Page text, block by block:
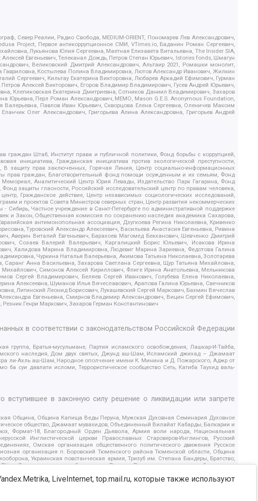
Север.Реалии, Радио Свобода, MEDIUM-ORIENT, Пономарев Лев Александрович,
Project, Первое антикоррупционное СМИ, VTimes.io, Баданин Роман Сергеевич,
Лукьянова Юлия Сергеевна, Маетная Елизавета Витальевна, The Insider SIA,
Евгеньевич, Телеканал Дождь, Петров Степан Юрьевич, Istories fonds, Шмагун
Великовский Дмитрий Александрович, Альтаир 2021, Ромашки монолит,
Костылева Полина Владимировна, Лютов Александр Иванович, Жилкин
Сергеевич, Кильтау Екатерина Викторовна, Любарев Аркадий Ефимович, Гурман
Алексей Викторович, Егоров Владимир Владимирович, Гусев Андрей Юрьевич,
Клепиковская Екатерина Дмитриевна, Сотников Даниил Владимирович, Захаров
Юрьевна, Перл Роман Александрович, МЕМО, Mason G.E.S. Anonymous Foundation,
Павлов Иван Юрьевич, Скворцова Елена Сергеевна, Оленичев Максим
Олег Александрович, Григорьева Алина Александровна, Григорьев Андрей
граждан Штаб, Институт права и публичной политики, Фонд борьбы с коррупцией,
инициатива, Гражданская инициатива против экологической преступности,
защиту прав заключенных, Горячая Линия, Центр социально-информационных
прав граждан, Благотворительный фонд помощи осужденным и их семьям, Фонд
Мемориал, Аналитический Центр Юрия Левады, Издательство Парк Гагарина, Фонд
защиты гласности, Российский исследовательский центр по правам человека,
Гражданское действие, Центр независимых социологических исследований,
и проектов Совета Министров северных стран, Центр развития некоммерческих
Частное учреждение в Санкт-Петербурге по административной поддержке
и Закон, Общественная комиссия по сохранению наследия академика Сахарова,
антимонопольная ассоциация, Дзугкоева Регина Николаевна, Кривенко
Туровский Александр Алексеевич, Васильева Анастасия Евгеньевна, Ривина
Аверин Виталий Евгеньевич, Барахоев Магомед Бекханович, Шевченко Дмитрий
Созаев Валерий Валерьевич, Каргалицкий Борис Юльевич, Исакова Ирина
Халидова Марина Владимировна, Людевиг Марина Зариевна, Федотова Галина
Чуркина Наталья Валерьевна, Акимова Татьяна Николаевна, Золотарева
Анна Васильевна, Захарова Светлана Сергеевна, Щур Татьяна Михайловна,
Симонов Алексей Кириллович, Флиге Ирина Анатольевна, Мельникова
Сергей Владимирович, Беляев Сергей Иванович, Голубева Елена Николаевна,
Алексеевна, Шуманов Илья Вячеславович, Арапова Галина Юрьевна, Свечников
Литинский Леонид Борисович, Лукашевский Сергей Маркович, Бахмин Вячеслав
Евгеньевна, Смирнов Владимир Александрович, Вицин Сергей Ефимович,
Генри Маркович, Захаров Герман Константинович
в соответствии с законодательством Российской Федерации
Братья-мусульмане, Партия исламского освобождения, Лашкар-И-Тайба,
наследия, Дом двух святых, Джунд аш-Шам, Исламский джихад – Джамаат
ли-Ахль аш-Шам, Народное ополчение имени К. Минина и Д. Пожарского, Аджр от
суи давлати исломи, Террористическое сообщество Сеть, Катиба Таухид валь-
в законную силу решение о ликвидации или запрете
Община, Община Капища Веды Перуна, Мужская Духовная Семинария Духовное
общество, Джамаат мувахидов, Объединенный Вилайат Кабарды, Балкарии и
Формат-18, Благородный Орден Дьявола, Армия воли народа, Национальная
Инглистической церкви Православных Староверов-Инглингов, Русский
Омская организация общественного политического движения Русское
организация п. Боровский Тюменского района Тюменской области, Община
Украинская повстанческая армия, Тризуб им. Степана Бандеры, Братство,
Этнополитическое объединение Русские, Русское национальное объединение
МПГ, Курсом Правды и Единения, Каракольская инициативная группа, Автоград
единство, Башкорт, Нация и свобода, W.H.С., Фалунь Дафа, Иртыш Ultras, Русский
Совет граждан СССР Прикубанского округа г. Краснодара
LiveInternet, top.mail.ru, которые также используют